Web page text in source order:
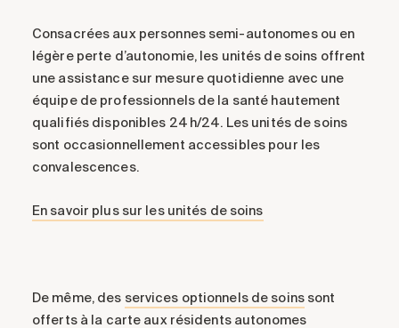
Consacrées aux personnes semi-autonomes ou en
légère perte d’autonomie, les unités de soins offrent
une assistance sur mesure quotidienne avec une
équipe de professionnels de la santé hautement
qualifiés disponibles 24 h/24. Les unités de soins
sont occasionnellement accessibles pour les
convalescences.
En savoir plus sur les unités de soins
De même, des services optionnels de soinssont
offerts à la carte aux résidents autonomes